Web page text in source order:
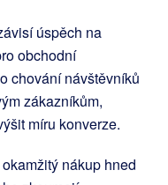
úspěch na
obchodní
chování návštěvníků
zákazníkům,
míru konverze.
nákup hned